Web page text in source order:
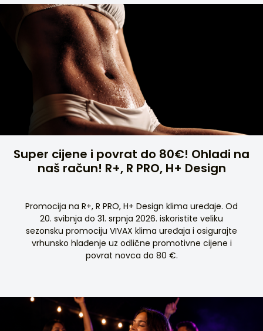
Super cijene i povrat do 80€! Ohladi na
naš račun! R+, R PRO, H+ Design
Promocija na R+, R PRO, H+ Design klima uređaje. Od
20. svibnja do 31. srpnja 2026. iskoristite veliku
sezonsku promociju VIVAX klima uređaja i osigurajte
vrhunsko hlađenje uz odlične promotivne cijene i
povrat novca do 80 €.